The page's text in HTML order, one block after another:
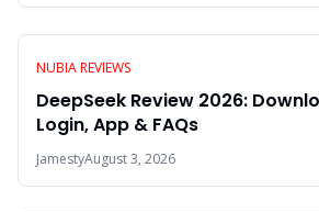
NUBIA REVIEWS
DeepSeek Review 2026:
Login, App & FAQs
JamestyAugust 3, 2026